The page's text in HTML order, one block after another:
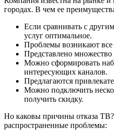
городах. В чем ее
Если сравнивать с
услуг оптимальное.
Проблемы возникают все
Представлено
Можно сформировать
интересующих каналов.
Предлагаются
Можно подключить
получить скидку.
Но каковы причины отказа
распространенные проблемы: